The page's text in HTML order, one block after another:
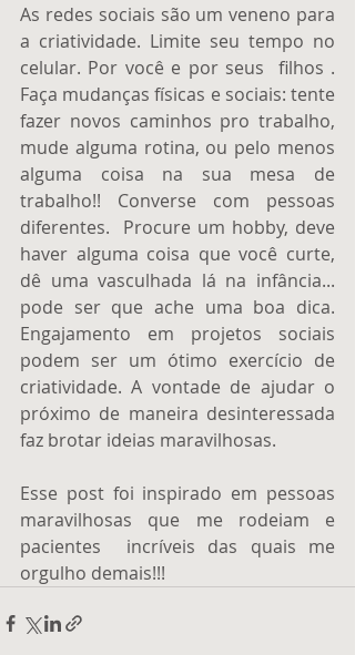
As redes sociais são um veneno para
a criatividade. Limite seu tempo no
celular. Por você e por seus  filhos .
Faça mudanças físicas e sociais: tente
fazer novos caminhos pro trabalho,
mude alguma rotina, ou pelo menos
alguma coisa na sua mesa de
trabalho!! Converse com pessoas
diferentes.  Procure um hobby, deve
haver alguma coisa que você curte,
dê uma vasculhada lá na infância...
pode ser que ache uma boa dica.
Engajamento em projetos sociais
podem ser um ótimo exercício de
criatividade. A vontade de ajudar o
próximo de maneira desinteressada
faz brotar ideias maravilhosas.
Esse post foi inspirado em pessoas
maravilhosas que me rodeiam e
pacientes  incríveis das quais me
orgulho demais!!!